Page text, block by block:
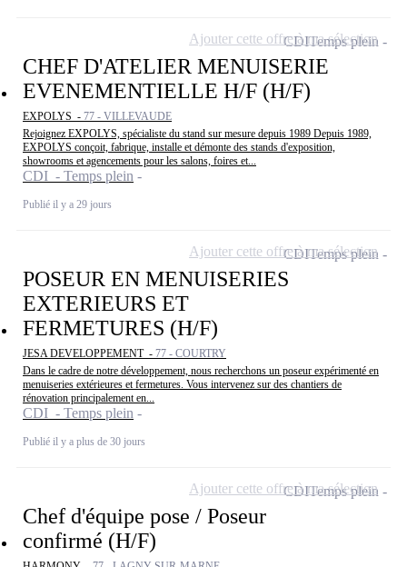
CHEF D'ATELIER MENUISERIE
EVENEMENTIELLE H/F (H/F)
EXPOLYS - 77 - VILLEVAUDE
Rejoignez EXPOLYS, spécialiste du stand sur mesure depuis 1989 Depuis 1989,
EXPOLYS conçoit, fabrique, installe et démonte des stands d'exposition,
showrooms et agencements pour les salons, foires et...
CDI - Temps plein
Publié il y a 29 jours
CDITemps plein
Ajouter cette offre à ma sélection
POSEUR EN MENUISERIES
EXTERIEURS ET
FERMETURES (H/F)
JESA DEVELOPPEMENT - 77 - COURTRY
Dans le cadre de notre développement, nous recherchons un poseur expérimenté en
menuiseries extérieures et fermetures. Vous intervenez sur des chantiers de
rénovation principalement en...
CDI - Temps plein
Publié il y a plus de 30 jours
CDITemps plein
Ajouter cette offre à ma sélection
Chef d'équipe pose / Poseur
confirmé (H/F)
CDITemps plein
Ajouter cette offre à ma sélection